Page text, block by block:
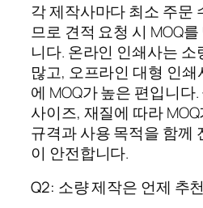
각 제작사마다 최소 주문
므로 견적 요청 시 MOQ
니다. 온라인 인쇄사는
많고, 오프라인 대형 인
에 MOQ가 높은 편입니다
사이즈, 재질에 따라
규격과 사용 목적을 함께
이 안전합니다.
Q2: 소량 제작은 언제 추